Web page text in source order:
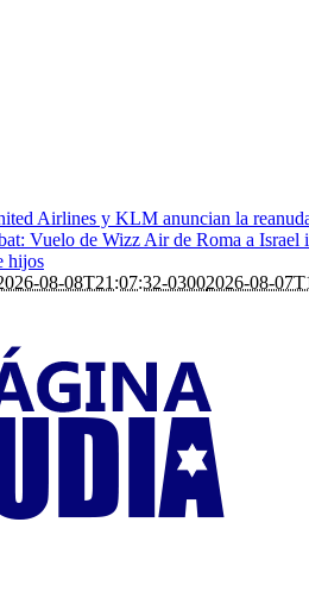
Airlines y KLM anuncian la
Vuelo de Wizz Air de Roma a Israel
hijos
08-08T21:07:32-03002026-08-